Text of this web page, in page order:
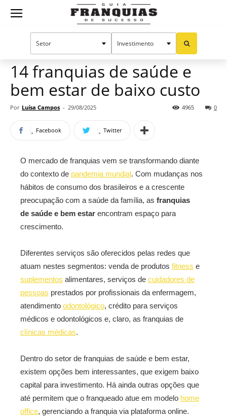
Guia
Oportunidades e tendências
14 franquias de saúde e
bem estar de baixo custo
Por Luísa Campos - 29/08/2025 0
4965
Facebook Twitter
O mercado de franquias vem se transformando diante
do contexto de pandemia mundial. Com mudanças nos
hábitos de consumo dos brasileiros e a crescente
preocupação com a saúde da família, as franquias
de saúde e bem estar encontram espaço para
crescimento.
Diferentes serviços são oferecidos pelas redes que
atuam nestes segmentos: venda de produtos fitness e
suplementos alimentares, serviços de cuidadores de
pessoas prestados por profissionais da enfermagem,
atendimento odontológico, crédito para serviços
médicos e odontológicos e, claro, as franquias de
clínicas médicas.
Dentro do setor de franquias de saúde e bem estar,
existem opções bem interessantes, que exigem baixo
capital para investimento. Há ainda outras opções que
até permitem que o franqueado atue em modelo home
office, gerenciando a franquia via plataforma online.